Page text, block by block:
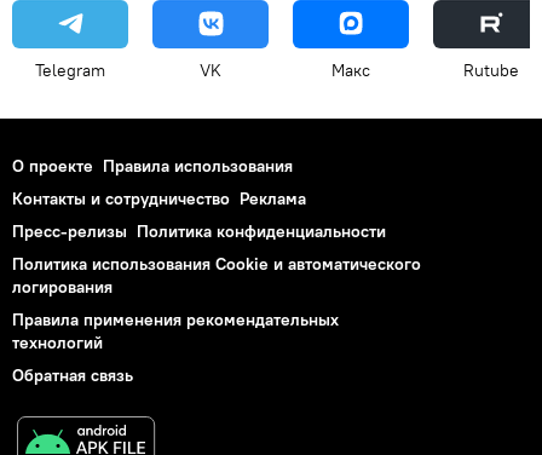
Telegram VK Макс Rutube
О проекте Правила использования
Контакты и сотрудничество Реклама
Пресс-релизы Политика конфиденциальности
Политика использования Cookie и автоматического
логирования
Правила применения рекомендательных
технологий
Обратная связь